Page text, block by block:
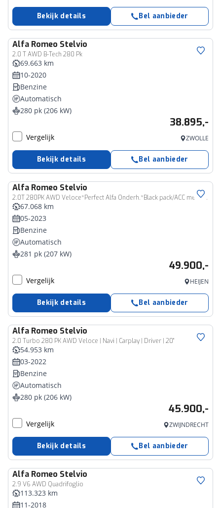
Bekijk details Bel aanbieder
Alfa Romeo Stelvio
2.0 T AWD B-Tech 280 Pk
69.663 km
10-2020
Benzine
Automatisch
280 pk (206 kW)
38.895,-
Vergelijk ZWOLLE
Bekijk details Bel aanbieder
Alfa Romeo Stelvio
2.0T 280PK AWD Veloce*Perfect Alfa Onderh.*Black pack/ACC met stuurhulp/H&K/Memorie/Camera/Leder/Stoelverw./Stuurverw./Dodehoek/DAB/LED/Elek. Klep/Parkeersens.V+A/21 inch LM*
67.068 km
05-2023
Benzine
Automatisch
281 pk (207 kW)
49.900,-
Vergelijk HEIJEN
Bekijk details Bel aanbieder
Alfa Romeo Stelvio
2.0 Turbo 280 PK AWD Veloce | Navi | Carplay | Driver | 20"
54.953 km
03-2022
Benzine
Automatisch
280 pk (206 kW)
45.900,-
Vergelijk ZWIJNDRECHT
Bekijk details Bel aanbieder
Alfa Romeo Stelvio
2.9 V6 AWD Quadrifoglio
113.323 km
11-2018